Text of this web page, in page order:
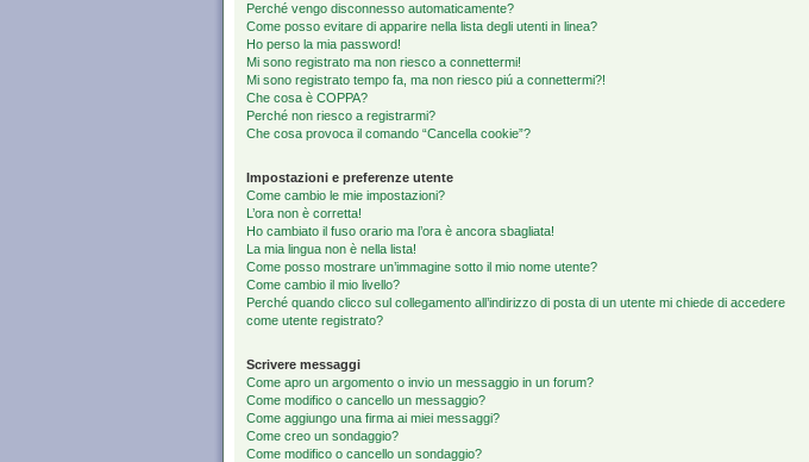
Perché vengo disconnesso automaticamente?
Come posso evitare di apparire nella lista degli utenti in linea?
Ho perso la mia password!
Mi sono registrato ma non riesco a connettermi!
Mi sono registrato tempo fa, ma non riesco piú a connettermi?!
Che cosa è COPPA?
Perché non riesco a registrarmi?
Che cosa provoca il comando “Cancella cookie”?
Impostazioni e preferenze utente
Come cambio le mie impostazioni?
L’ora non è corretta!
Ho cambiato il fuso orario ma l’ora è ancora sbagliata!
La mia lingua non è nella lista!
Come posso mostrare un’immagine sotto il mio nome utente?
Come cambio il mio livello?
Perché quando clicco sul collegamento all’indirizzo di posta di un utente mi chiede di accedere
come utente registrato?
Scrivere messaggi
Come apro un argomento o invio un messaggio in un forum?
Come modifico o cancello un messaggio?
Come aggiungo una firma ai miei messaggi?
Come creo un sondaggio?
Come modifico o cancello un sondaggio?